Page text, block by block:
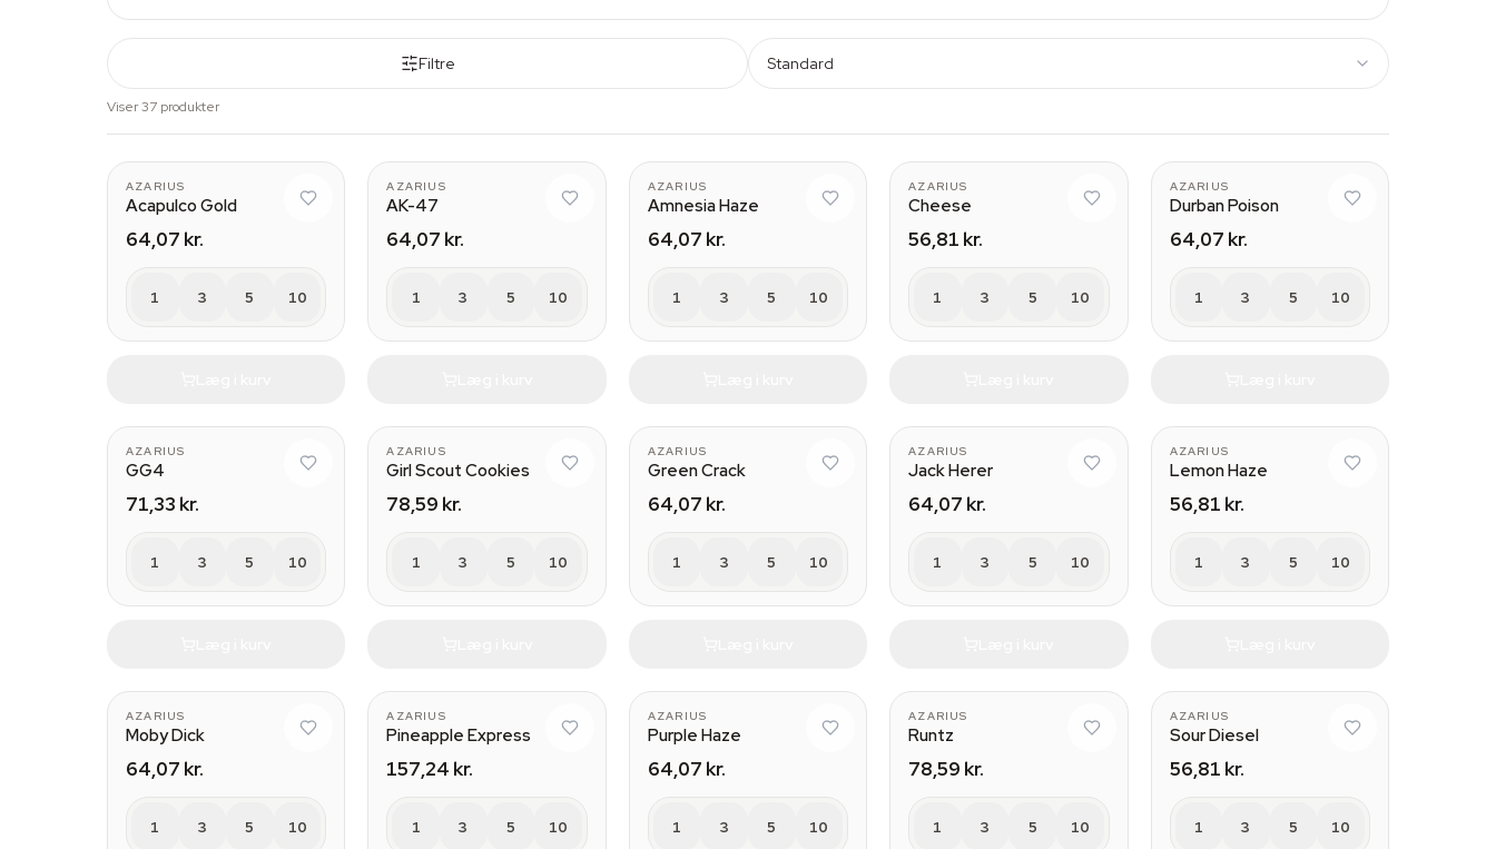
Filtre Standard
Viser 37 produkter
AZARIUS
Acapulco Gold
64,07 kr.
1 3 5 10
AZARIUS
AK-47
64,07 kr.
1 3 5 10
AZARIUS
Amnesia Haze
64,07 kr.
1 3 5 10
AZARIUS
Cheese
56,81 kr.
1 3 5 10
AZARIUS
Durban Poison
64,07 kr.
1 3 5 10
AZARIUS
GG4
71,33 kr.
1 3 5 10
AZARIUS
Girl Scout Cookies
78,59 kr.
1 3 5 10
AZARIUS
Green Crack
64,07 kr.
1 3 5 10
AZARIUS
Jack Herer
64,07 kr.
1 3 5 10
AZARIUS
Lemon Haze
56,81 kr.
1 3 5 10
AZARIUS
Moby Dick
64,07 kr.
1 3 5 10
AZARIUS
Pineapple Express
157,24 kr.
1 3 5 10
AZARIUS
Purple Haze
64,07 kr.
1 3 5 10
AZARIUS
Runtz
78,59 kr.
1 3 5 10
AZARIUS
Sour Diesel
56,81 kr.
1 3 5 10